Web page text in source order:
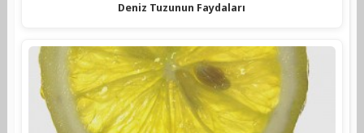
Deniz Tuzunun Faydaları